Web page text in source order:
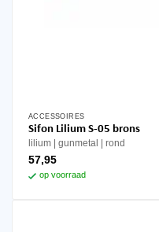
ACCESSOIRES
Sifon Lilium S-05 brons
lilium gunmetal rond
57,95
op voorraad